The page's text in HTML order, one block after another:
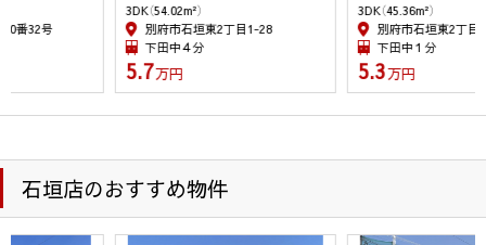
書面、郵便物、電話、電子メール、広告媒体等により、次の第
三者に提供される場合がございます。尚、ご本人からの申し出
がありましたら、提供を停止致します。又、第三者への提供に
あたっては、機密保持のために必要な措置を講じます。第三者
への個人情報の提供は、停止請求ができますが、契約履行上、
(1) 取引の相手方となる者または見込者。あるいは取引の相手
方となるもの又は見込者から委託を受けた賃貸運営会社等。
(2) 他の宅建・不動産管理業者。
(3) 建物の所有者、貸主、又は、建物所有者から委託を受けた
別府市石垣東2丁目1-28
別府市石垣東2丁目9-13
石垣店のおすすめ物件